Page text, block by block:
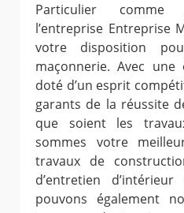
Particulier comme
l’entreprise Entreprise
votre disposition
maçonnerie. Avec
doté d’un esprit
garants de la réussite
que soient les
sommes votre
travaux de
d’entretien
pouvons également